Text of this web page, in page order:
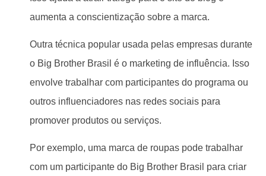
aumenta a conscientização sobre a marca.
Outra técnica popular usada pelas empresas durante
o Big Brother Brasil é o marketing de influência. Isso
envolve trabalhar com participantes do programa ou
outros influenciadores nas redes sociais para
promover produtos ou serviços.
Por exemplo, uma marca de roupas pode trabalhar
com um participante do Big Brother Brasil para criar